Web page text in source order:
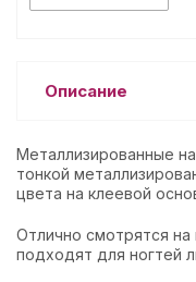
Описание
Металлизированные
тонкой
цвета на клеевой
Отлично смотрятся на
подходят для ногтей